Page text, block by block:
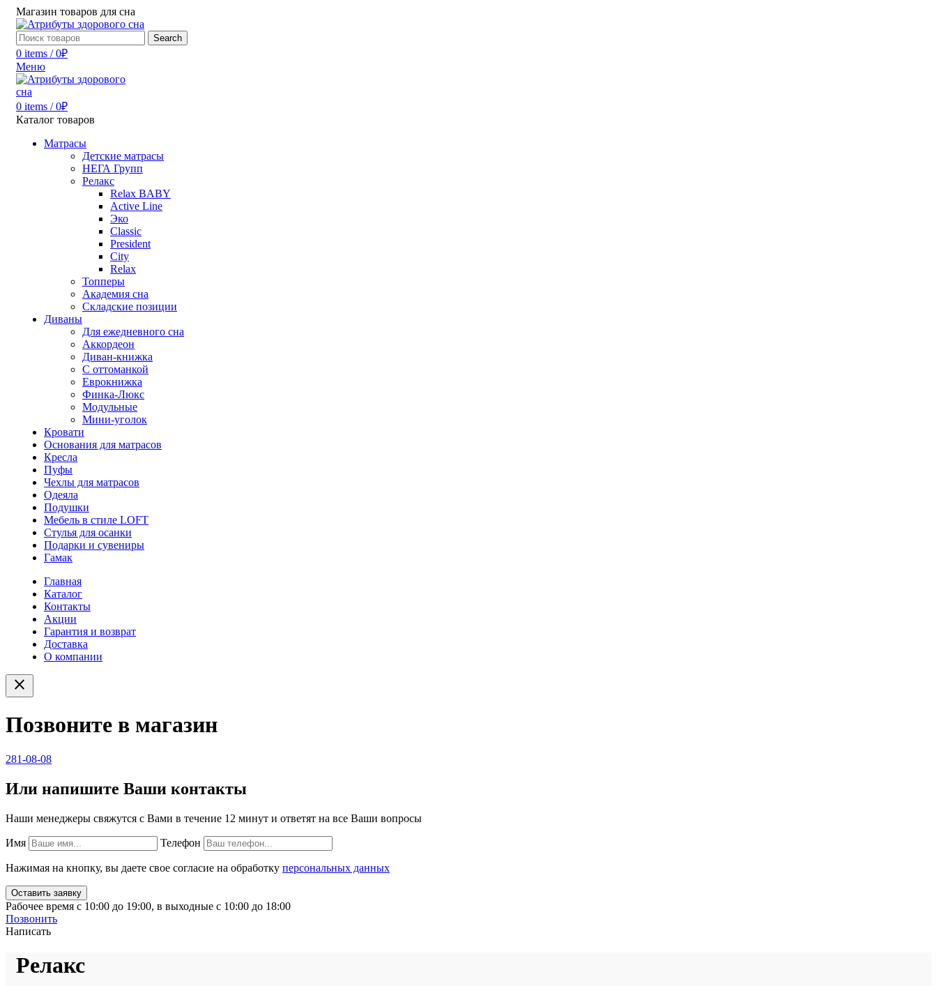
Магазин товаров для сна
Search
0 items / 0₽
Меню
0 items / 0₽
Каталог товаров
Матрасы
Детские матрасы
НЕГА Групп
Релакс
Relax BABY
Active Line
Эко
Classic
President
City
Relax
Топперы
Академия сна
Складские позиции
Диваны
Для ежедневного сна
Аккордеон
Диван-книжка
С оттоманкой
Еврокнижка
Финка-Люкс
Модульные
Мини-уголок
Кровати
Основания для матрасов
Кресла
Пуфы
Чехлы для матрасов
Одеяла
Подушки
Мебель в стиле LOFT
Стулья для осанки
Подарки и сувениры
Гамак
Главная
Каталог
Контакты
Акции
Гарантия и возврат
Доставка
О компании
close
Позвоните в магазин
281-08-08
Или напишите Ваши контакты
Наши менеджеры свяжутся с Вами в течение 12 минут и ответят на все Ваши вопросы
Имя Телефон
Нажимая на кнопку, вы даете свое согласие на обработку персональных данных
Рабочее время с 10:00 до 19:00, в выходные с 10:00 до 18:00
Позвонить
Написать
Релакс